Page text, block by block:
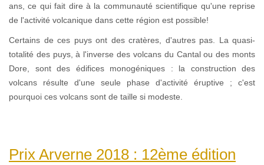
ans, ce qui fait dire à la communauté scientifique qu'une reprise
de l'activité volcanique dans cette région est possible!
Certains de ces puys ont des cratères, d'autres pas. La quasi-
totalité des puys, à l'inverse des volcans du Cantal ou des monts
Dore, sont des édifices monogéniques : la construction des
volcans résulte d'une seule phase d'activité éruptive ; c'est
pourquoi ces volcans sont de taille si modeste.
Prix Arverne 2018 : 12ème édition